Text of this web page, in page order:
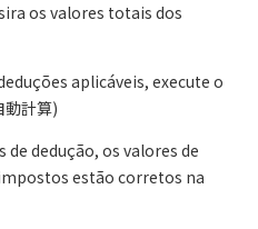
os valores totais dos
aplicáveis, execute o
計算)
de dedução, os valores de
estão corretos na